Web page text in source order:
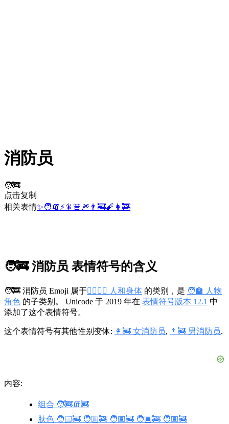
消防员
🧑‍🚒
点击复制
相关表情✨🧑🧯⚡🎇 🚨 🎆 👨‍🚒🧨 👩‍🚒
🧑‍🚒 消防员 表情符号的含义
🧑‍🚒 消防员 Emoji 属于👩‍❤️‍💋‍👨 人和身体 的类别，是 🧑‍🏫 人物
角色 的子类别。 Unicode 于 2019 年在 表情符号版本 12.1 中
添加了这个表情符号。
这个表情符号有其他性别变体: 👩‍🚒 女消防员, 👨‍🚒 男消防员.
内容:
组合 🧑‍🚒🧯🚒
肤色 🧑🏻‍🚒 🧑🏼‍🚒 🧑🏾‍🚒 🧑🏿‍🚒 🧑🏽‍🚒